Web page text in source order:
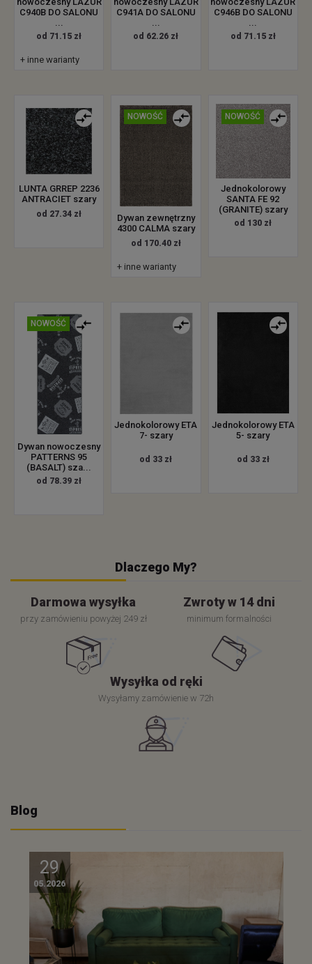
C940B DO SALONU
...
od 71.15 zł
+ inne warianty
C941A DO SALONU
...
od 62.26 zł
C946B DO SALONU
...
od 71.15 zł
LUNTA GRREP 2236
ANTRACIET szary
od 27.34 zł
NOWOŚĆ
Dywan zewnętrzny
4300 CALMA szary
od 170.40 zł
+ inne warianty
NOWOŚĆ
Jednokolorowy
SANTA FE 92
(GRANITE) szary
od 130 zł
NOWOŚĆ
Dywan nowoczesny
PATTERNS 95
(BASALT) sza...
od 78.39 zł
Jednokolorowy ETA
7- szary
od 33 zł
Jednokolorowy ETA
5- szary
od 33 zł
Dlaczego My?
Darmowa wysyłka
przy zamówieniu powyżej 249 zł
Zwroty w 14 dni
minimum formalności
Wysyłka od ręki
Wysyłamy zamówienie w 72h
Blog
29
05.2026